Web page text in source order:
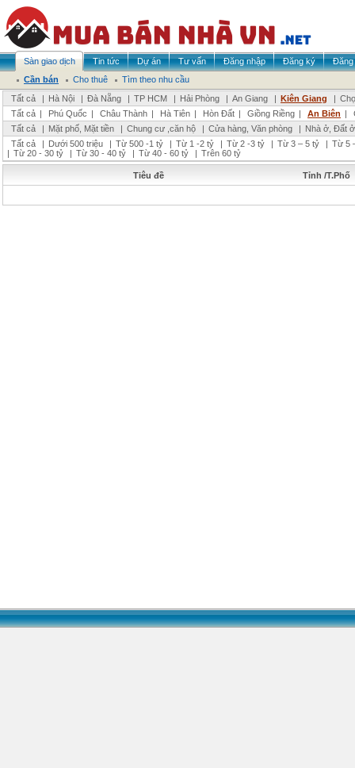
Sàn giao dịch Tin tức Dự án Tư vấn Đăng nhập Đăng ký
Đăng
Cần bán
Cho thuê
Tìm theo nhu cầu
Tất cả
| Hà Nội | Đà Nẵng | TP HCM | Hải Phòng | An Giang | Kiên Giang |
Tất cả | Phú Quốc | Châu Thành | Hà Tiên | Hòn Đất | Giồng Riềng | An Biên |
Tất cả
| Mặt phố, Mặt tiền | Chung cư ,căn hộ | Cửa hàng, Văn phòng | Nhà ở, Đất ở
Tất cả
| Dưới 500 triệu | Từ 500 -1 tỷ | Từ 1 -2 tỷ | Từ 2 -3 tỷ | Từ 3 – 5 tỷ | Từ 5
| Từ 20 - 30 tỷ | Từ 30 - 40 tỷ | Từ 40 - 60 tỷ | Trên 60 tỷ
Tiêu đề Tỉnh /T.Phố